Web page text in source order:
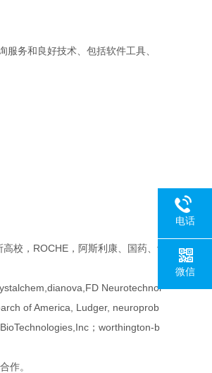
务和良好技术、包括软件工具、
校，ROCHE，阿斯利康、国药、f
Neurotechnol
of America, Ludger, neuroprob
；worthington-b
作。
电话
微信